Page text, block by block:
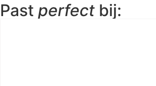
Past perfect bij: